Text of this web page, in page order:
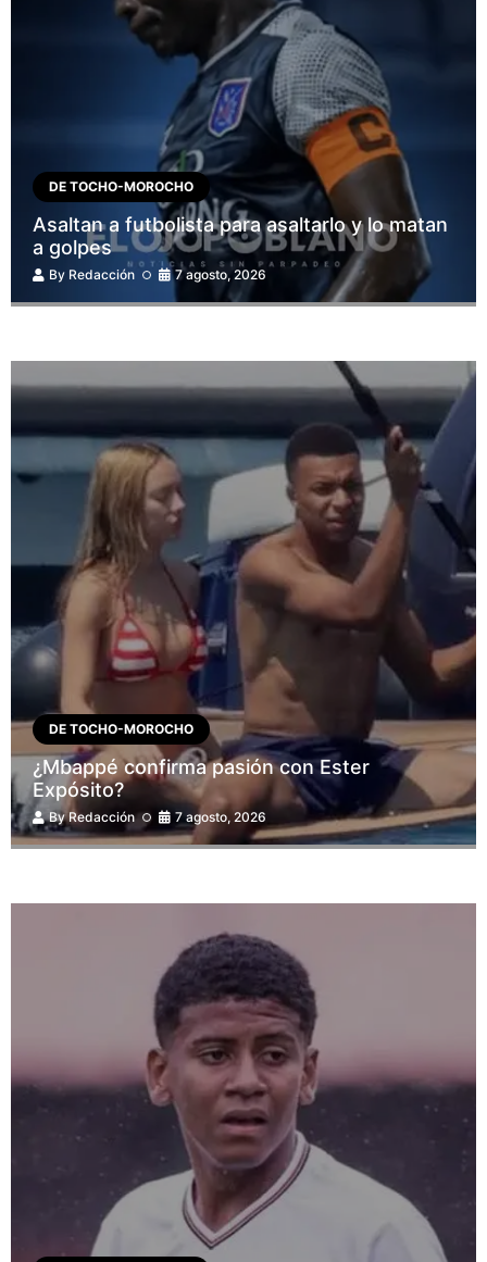
DE TOCHO-MOROCHO
Asaltan a futbolista para asaltarlo y lo matan
a golpes
By Redacción 7 agosto, 2026
DE TOCHO-MOROCHO
¿Mbappé confirma pasión con Ester
Expósito?
ByRedacción 7 agosto, 2026